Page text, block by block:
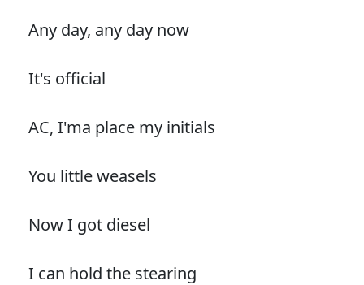
Any day, any day now
It's official
AC, I'ma place my initials
You little weasels
Now I got diesel
I can hold the stearing